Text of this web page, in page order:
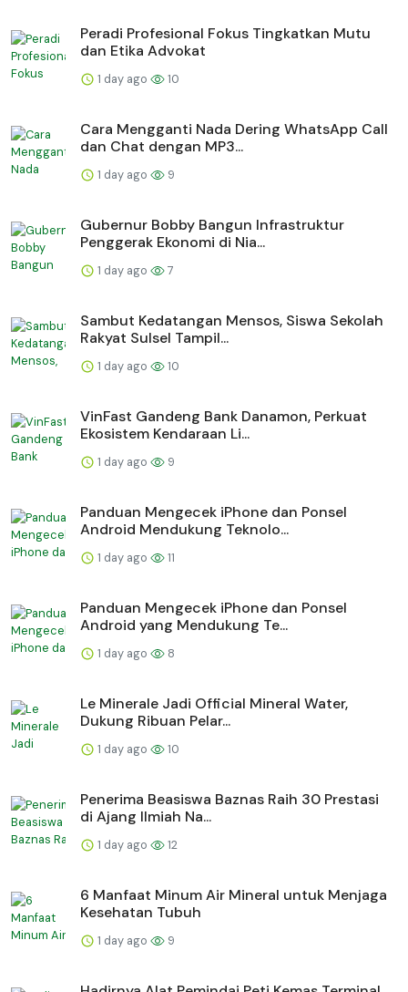
Peradi Profesional Fokus Tingkatkan Mutu
dan Etika Advokat
1 day ago 10
Cara Mengganti Nada Dering WhatsApp Call
dan Chat dengan MP3...
1 day ago 9
Gubernur Bobby Bangun Infrastruktur
Penggerak Ekonomi di Nia...
1 day ago 7
Sambut Kedatangan Mensos, Siswa Sekolah
Rakyat Sulsel Tampil...
1 day ago 10
VinFast Gandeng Bank Danamon, Perkuat
Ekosistem Kendaraan Li...
1 day ago 9
Panduan Mengecek iPhone dan Ponsel
Android Mendukung Teknolo...
1 day ago 11
Panduan Mengecek iPhone dan Ponsel
Android yang Mendukung Te...
1 day ago 8
Le Minerale Jadi Official Mineral Water,
Dukung Ribuan Pelar...
1 day ago 10
Penerima Beasiswa Baznas Raih 30 Prestasi
di Ajang Ilmiah Na...
1 day ago 12
6 Manfaat Minum Air Mineral untuk Menjaga
Kesehatan Tubuh
1 day ago 9